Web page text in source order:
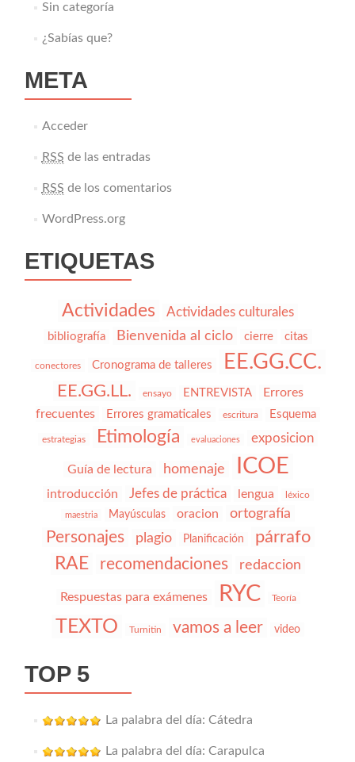
Sin categoría
¿Sabías que?
META
Acceder
RSS de las entradas
RSS de los comentarios
WordPress.org
ETIQUETAS
Actividades Actividades culturales
bibliografía Bienvenida al ciclo cierre citas
conectores Cronograma de talleres EE.GG.CC.
EE.GG.LL. ensayo ENTREVISTA
Errores
frecuentes
Errores gramaticales escritura Esquema
estrategias Etimología evaluaciones exposicion
Guía de lectura homenaje ICOE
introducción Jefes de práctica lengua léxico
maestria Mayúsculas oracion ortografía
Personajes plagio Planificación párrafo
RAE recomendaciones redaccion
Respuestas para exámenes RYC Teoría
TEXTO Turnitin vamos a leer video
TOP 5
La palabra del día: Cátedra
La palabra del día: Carapulca